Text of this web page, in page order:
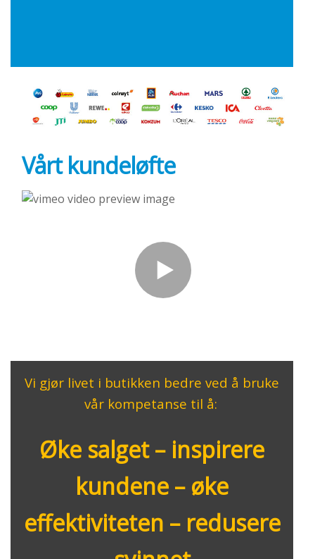
Vårt kundeløfte
Vi gjør livet i butikken bedre ved å bruke
vår kompetanse til å:
Øke salget – inspirere
kundene – øke
effektiviteten – redusere